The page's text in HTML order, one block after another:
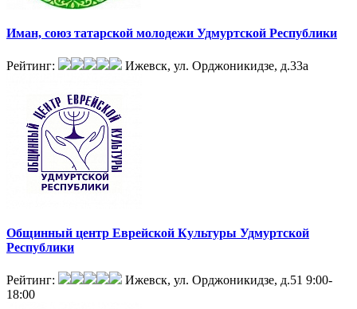
Иман, союз татарской молодежи Удмуртской Республики
Рейтинг: Ижевск, ул. Орджоникидзе, д.33а
Общинный центр Еврейской Культуры Удмуртской
Республики
Рейтинг: Ижевск, ул. Орджоникидзе, д.51 9:00-
18:00